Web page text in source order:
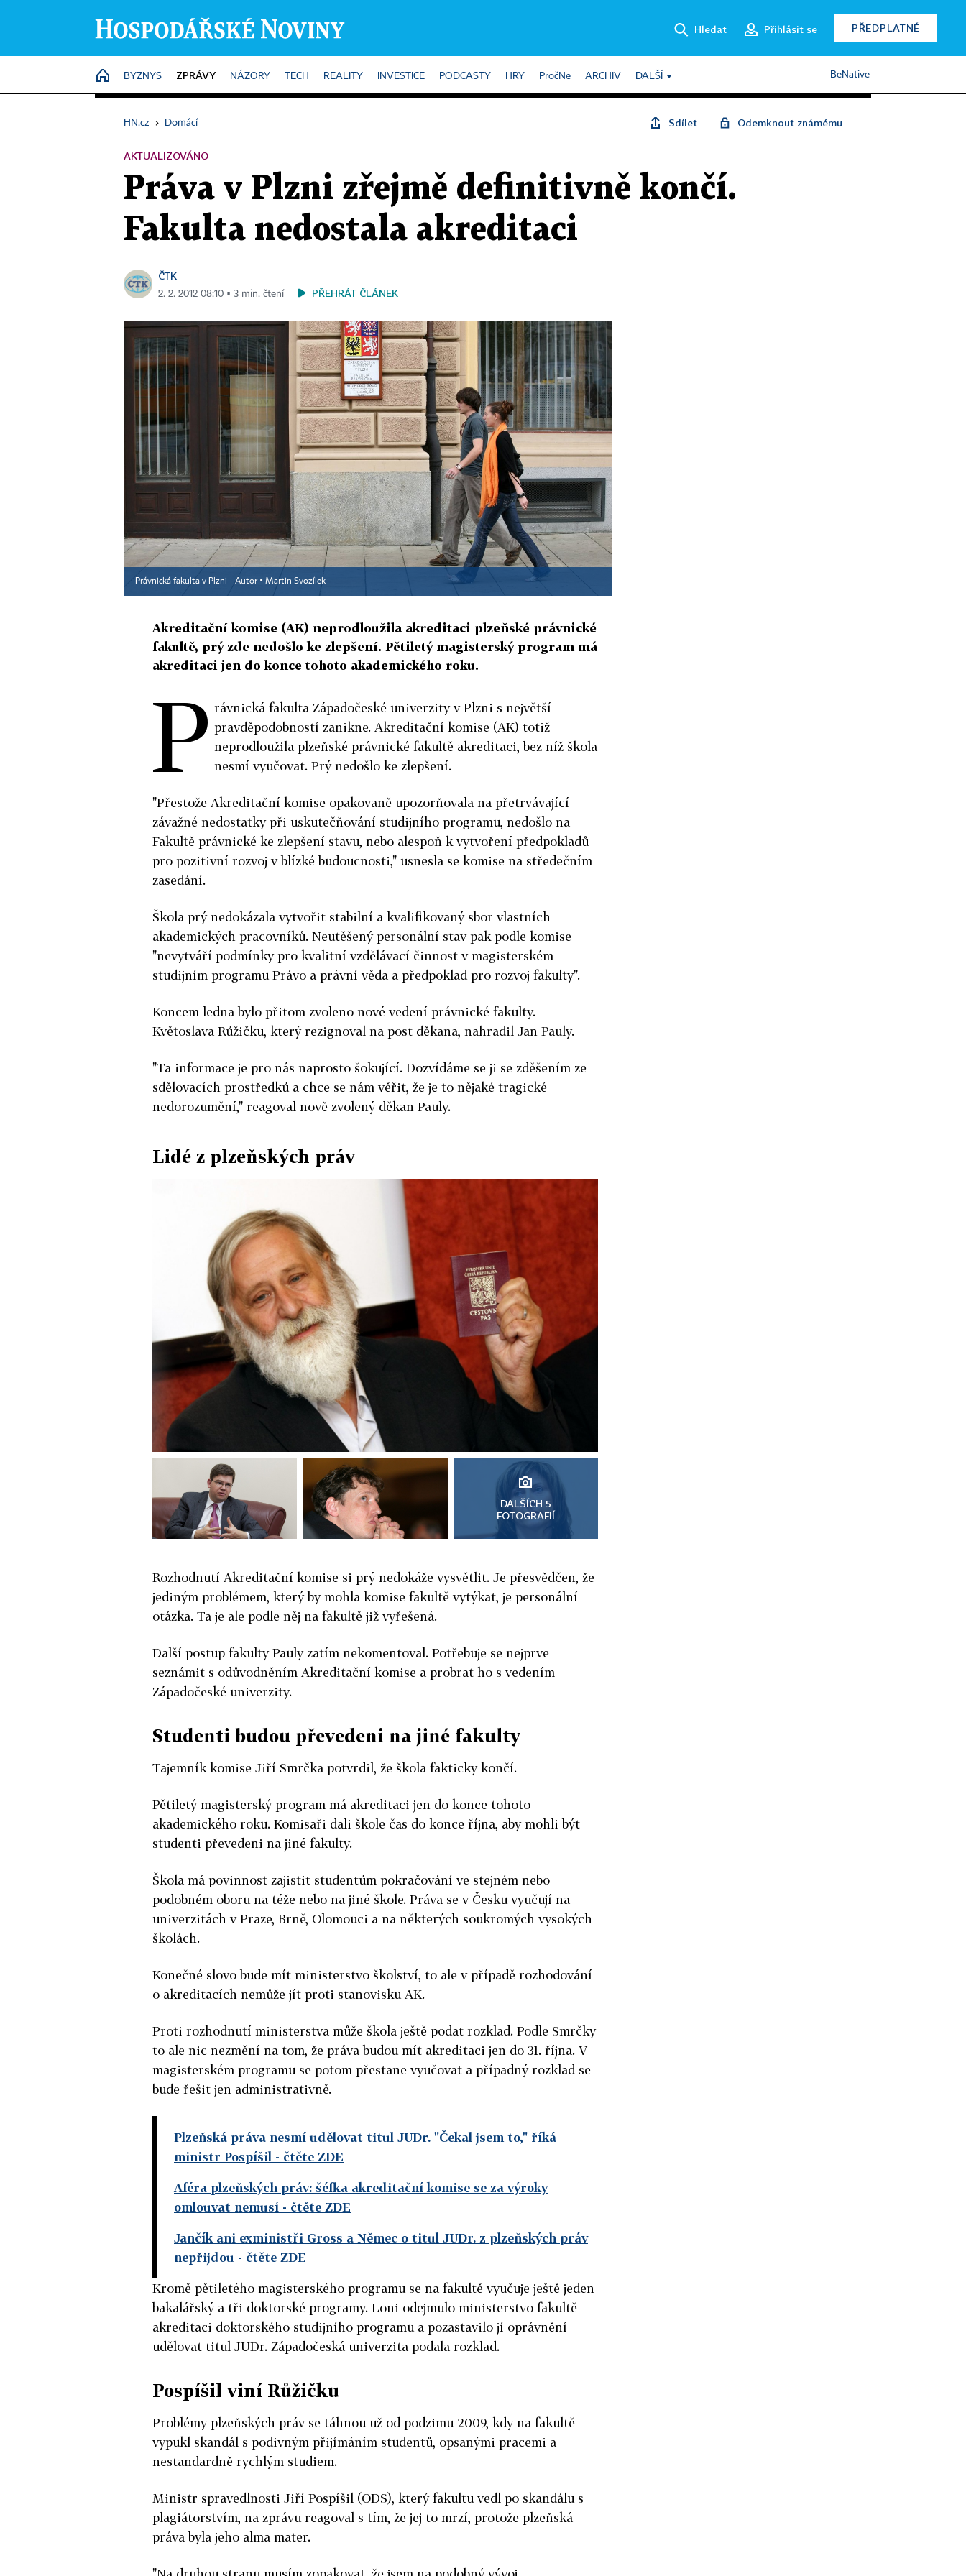
Hledat Přihlásit se PŘEDPLATNÉ
HOME
BYZNYS ZPRÁVY NÁZORY TECH REALITY INVESTICE PODCASTY HRY PročNe ARCHIV DALŠÍ BeNative
HN.cz › Domácí Sdílet Odemknout známému
AKTUALIZOVÁNO
Práva v Plzni zřejmě definitivně končí.
Fakulta nedostala akreditaci
ČTK
2. 2. 2012 08:10 ▪ 3 min. čtení PŘEHRÁT ČLÁNEK
Právnická fakulta v Plzni Autor ▪ Martin Svozílek
Akreditační komise (AK) neprodloužila akreditaci plzeňské právnické
fakultě, prý zde nedošlo ke zlepšení. Pětiletý magisterský program má
akreditaci jen do konce tohoto akademického roku.
P rávnická fakulta Západočeské univerzity v Plzni s největší
pravděpodobností zanikne. Akreditační komise (AK) totiž
neprodloužila plzeňské právnické fakultě akreditaci, bez níž škola
nesmí vyučovat. Prý nedošlo ke zlepšení.
"Přestože Akreditační komise opakovaně upozorňovala na přetrvávající
závažné nedostatky při uskutečňování studijního programu, nedošlo na
Fakultě právnické ke zlepšení stavu, nebo alespoň k vytvoření předpokladů
pro pozitivní rozvoj v blízké budoucnosti," usnesla se komise na středečním
zasedání.
Škola prý nedokázala vytvořit stabilní a kvalifikovaný sbor vlastních
akademických pracovníků. Neutěšený personální stav pak podle komise
"nevytváří podmínky pro kvalitní vzdělávací činnost v magisterském
studijním programu Právo a právní věda a předpoklad pro rozvoj fakulty".
Koncem ledna bylo přitom zvoleno nové vedení právnické fakulty.
Květoslava Růžičku, který rezignoval na post děkana, nahradil Jan Pauly.
"Ta informace je pro nás naprosto šokující. Dozvídáme se ji se zděšením ze
sdělovacích prostředků a chce se nám věřit, že je to nějaké tragické
nedorozumění," reagoval nově zvolený děkan Pauly.
Lidé z plzeňských práv
DALŠÍCH 5
FOTOGRAFIÍ
Rozhodnutí Akreditační komise si prý nedokáže vysvětlit. Je přesvědčen, že
jediným problémem, který by mohla komise fakultě vytýkat, je personální
otázka. Ta je ale podle něj na fakultě již vyřešená.
Další postup fakulty Pauly zatím nekomentoval. Potřebuje se nejprve
seznámit s odůvodněním Akreditační komise a probrat ho s vedením
Západočeské univerzity.
Studenti budou převedeni na jiné fakulty
Tajemník komise Jiří Smrčka potvrdil, že škola fakticky končí.
Pětiletý magisterský program má akreditaci jen do konce tohoto
akademického roku. Komisaři dali škole čas do konce října, aby mohli být
studenti převedeni na jiné fakulty.
Škola má povinnost zajistit studentům pokračování ve stejném nebo
podobném oboru na téže nebo na jiné škole. Práva se v Česku vyučují na
univerzitách v Praze, Brně, Olomouci a na některých soukromých vysokých
školách.
Konečné slovo bude mít ministerstvo školství, to ale v případě rozhodování
o akreditacích nemůže jít proti stanovisku AK.
Proti rozhodnutí ministerstva může škola ještě podat rozklad. Podle Smrčky
to ale nic nezmění na tom, že práva budou mít akreditaci jen do 31. října. V
magisterském programu se potom přestane vyučovat a případný rozklad se
bude řešit jen administrativně.
Plzeňská práva nesmí udělovat titul JUDr. "Čekal jsem to," říká
ministr Pospíšil - čtěte ZDE
Aféra plzeňských práv: šéfka akreditační komise se za výroky
omlouvat nemusí - čtěte ZDE
Jančík ani exministři Gross a Němec o titul JUDr. z plzeňských práv
nepřijdou - čtěte ZDE
Kromě pětiletého magisterského programu se na fakultě vyučuje ještě jeden
bakalářský a tři doktorské programy. Loni odejmulo ministerstvo fakultě
akreditaci doktorského studijního programu a pozastavilo jí oprávnění
udělovat titul JUDr. Západočeská univerzita podala rozklad.
Pospíšil viní Růžičku
Problémy plzeňských práv se táhnou už od podzimu 2009, kdy na fakultě
vypukl skandál s podivným přijímáním studentů, opsanými pracemi a
nestandardně rychlým studiem.
Ministr spravedlnosti Jiří Pospíšil (ODS), který fakultu vedl po skandálu s
plagiátorstvím, na zprávu reagoval s tím, že jej to mrzí, protože plzeňská
práva byla jeho alma mater.